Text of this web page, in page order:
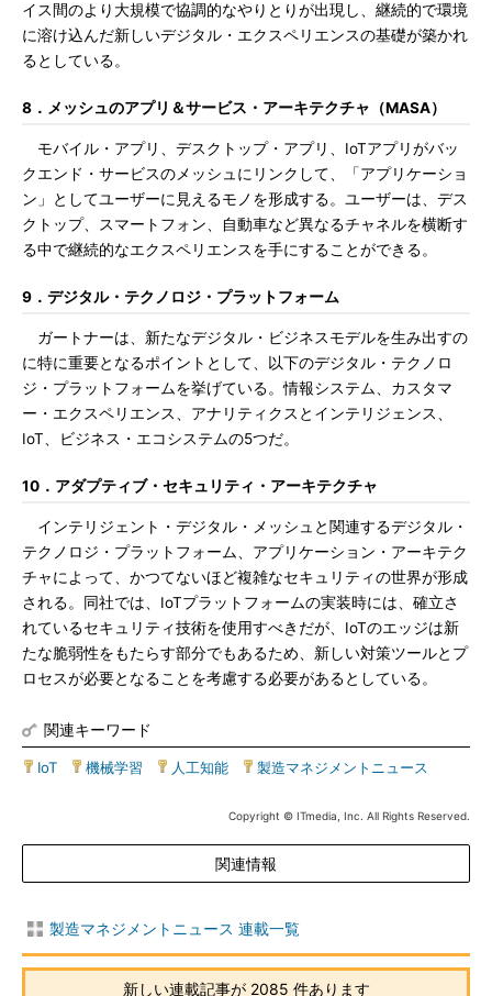
イス間のより大規模で協調的なやりとりが出現し、継続的で環境
に溶け込んだ新しいデジタル・エクスペリエンスの基礎が築かれ
るとしている。
8．メッシュのアプリ＆サービス・アーキテクチャ（MASA）
モバイル・アプリ、デスクトップ・アプリ、IoTアプリがバッ
クエンド・サービスのメッシュにリンクして、「アプリケーショ
ン」としてユーザーに見えるモノを形成する。ユーザーは、デス
クトップ、スマートフォン、自動車など異なるチャネルを横断す
る中で継続的なエクスペリエンスを手にすることができる。
9．デジタル・テクノロジ・プラットフォーム
ガートナーは、新たなデジタル・ビジネスモデルを生み出すの
に特に重要となるポイントとして、以下のデジタル・テクノロ
ジ・プラットフォームを挙げている。情報システム、カスタマ
ー・エクスペリエンス、アナリティクスとインテリジェンス、
IoT、ビジネス・エコシステムの5つだ。
10．アダプティブ・セキュリティ・アーキテクチャ
インテリジェント・デジタル・メッシュと関連するデジタル・
テクノロジ・プラットフォーム、アプリケーション・アーキテク
チャによって、かつてないほど複雑なセキュリティの世界が形成
される。同社では、IoTプラットフォームの実装時には、確立さ
れているセキュリティ技術を使用すべきだが、IoTのエッジは新
たな脆弱性をもたらす部分でもあるため、新しい対策ツールとプ
ロセスが必要となることを考慮する必要があるとしている。
関連キーワード
IoT 機械学習 人工知能 製造マネジメントニュース
Copyright © ITmedia, Inc. All Rights Reserved.
関連情報
製造マネジメントニュース 連載一覧
新しい連載記事が 2085 件あります